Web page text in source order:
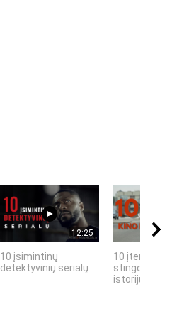
12:25
10 įsimintinų
detektyvinių serialų
10 įtemptų,
stingdančių
istorijų